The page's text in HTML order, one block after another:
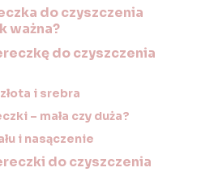
do czyszczenia
ważna?
do czyszczenia
i srebra
– mała czy duża?
i nasączenie
do czyszczenia